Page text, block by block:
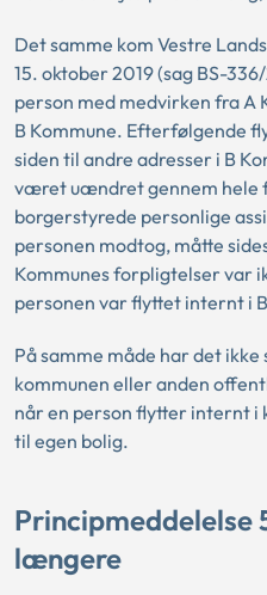
Det samme kom Vestre
15. oktober 2019 (sag BS-
person med medvirken fra A
B Kommune. Efterfølgende
siden til andre adresser i B
været uændret gennem hele
borgerstyrede personlige
personen modtog, måtte
Kommunes forpligtelser var
personen var flyttet internt i
På samme måde har det
kommunen eller anden
når en person flytter internt i
til egen bolig.
Principmeddelelse
længere